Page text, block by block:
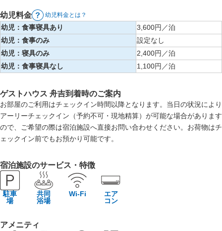
幼児料金 幼児料金とは？
幼児：食事寝具あり
3,600円／泊
幼児：食事のみ
設定なし
幼児：寝具のみ
2,400円／泊
幼児：食事寝具なし
1,100円／泊
ゲストハウス 舟吉到着時のご案内
お部屋のご利用はチェックイン時間以降となります。当日の状況により
アーリーチェックイン（予約不可・現地精算）が可能な場合があります
ので、ご希望の際は宿泊施設へ直接お問い合わせください。お荷物はチ
ェックイン前でもお預かり可能です。
宿泊施設のサービス・特徴
駐車
場
共同
浴場
Wi-Fi
エア
コン
アメニティ